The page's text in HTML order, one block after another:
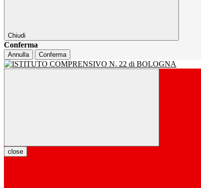
Chiudi
Conferma
Annulla Conferma
close